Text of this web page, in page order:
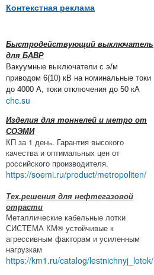
Контекстная реклама
Быстродействующий выключатель
для БАВР
Вакуумные выключатели с э/м
приводом 6(10) кВ на номинальные токи
до 4000 А, токи отключения до 50 кА
chc.su
Изделия для тоннелей и метро от
СОЭМИ
КП за 1 день. Гарантия высокого
качества и оптимальных цен от
российского производителя.
https://soemi.ru/product/metropoliten/
Тех.решения для нефтегазовой
отрасти
Металлические кабельные лотки
СИСТЕМА КМ® устойчивые к
агрессивным факторам и усиленным
нагрузкам
https://km1.ru/catalog/lestnichnyj_lotok/